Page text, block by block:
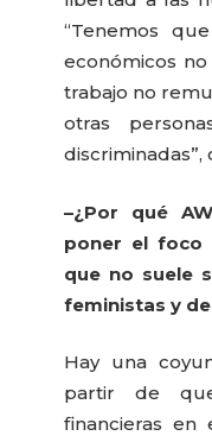
“Tenemos
económicos
trabajo no
otras
discriminadas”,
–¿Por qué
poner el foco
que no suele
feministas y
Hay una
partir de
financieras